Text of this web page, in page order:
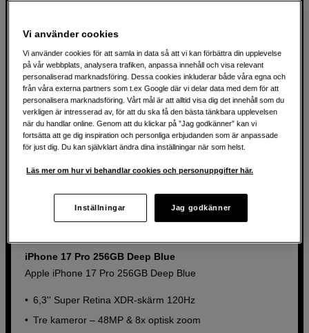
Produktblad
iPhone 17 Pro 256GB Deep Blue
Apple iPhone 17 Pro 256GB Deep Blue
6,3'' Super Retina XDR-skärm 120Hz
Tre kameror – 48MP & 8x optisk zoom
Vi använder cookies
Vi använder cookies för att samla in data så att vi kan förbättra din upplevelse
på vår webbplats, analysera trafiken, anpassa innehåll och visa relevant
personaliserad marknadsföring. Dessa cookies inkluderar både våra egna och
från våra externa partners som t.ex Google där vi delar data med dem för att
personalisera marknadsföring. Vårt mål är att alltid visa dig det innehåll som du
verkligen är intresserad av, för att du ska få den bästa tänkbara upplevelsen
när du handlar online. Genom att du klickar på ”Jag godkänner” kan vi
fortsätta att ge dig inspiration och personliga erbjudanden som är anpassade
för just dig. Du kan självklart ändra dina inställningar när som helst.
Läs mer om hur vi behandlar cookies och personuppgifter här.
Inställningar Jag godkänner